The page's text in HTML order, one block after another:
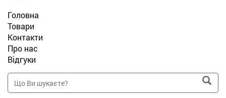
Головна
Товари
Контакти
Про нас
Відгуки